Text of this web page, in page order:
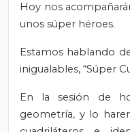
Hoy nos
unos súper héroes.
Estamos hablando
inigualables, “Súper
En la sesión de
geometría, y lo